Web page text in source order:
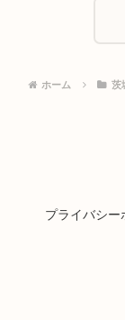
ホーム 茨
プライバシー